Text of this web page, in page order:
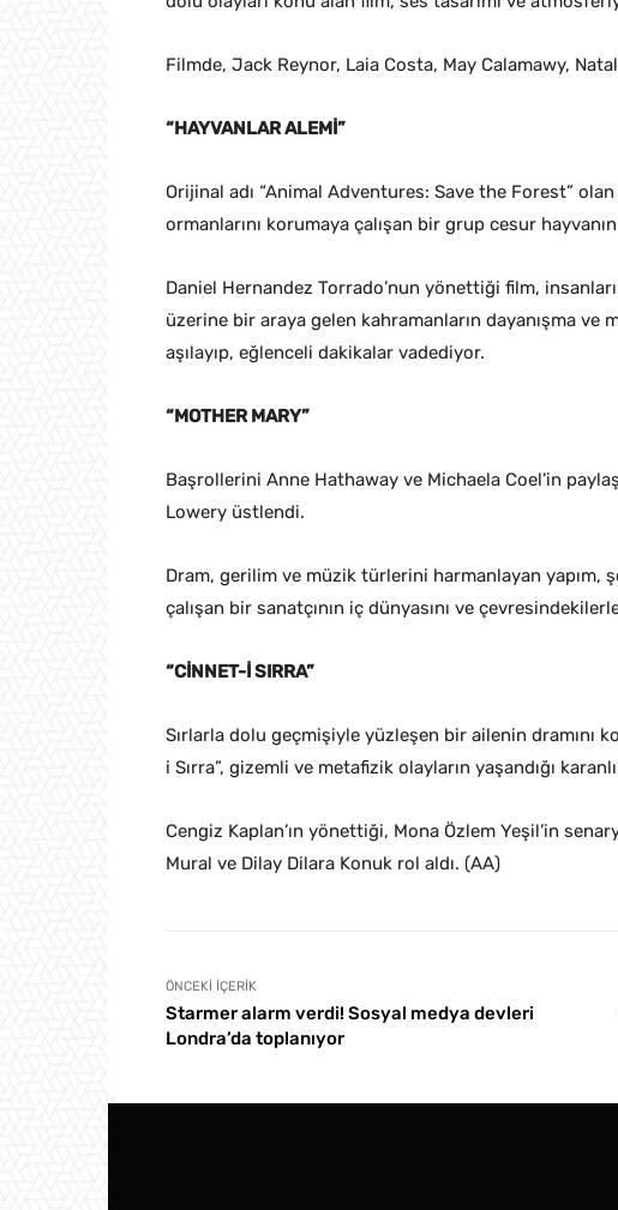
Filmde, Jack Reynor, Laia Costa, May Calamawy,
“HAYVANLAR ALEMİ”
Orijinal adı “Animal Adventures: Save the Forest”
ormanlarını korumaya çalışan bir grup cesur
Daniel Hernandez Torrado’nun yönettiği film,
üzerine bir araya gelen kahramanların dayanışma
aşılayıp, eğlenceli dakikalar vadediyor.
“MOTHER MARY”
Başrollerini Anne Hathaway ve Michaela Coel’in
Lowery üstlendi.
Dram, gerilim ve müzik türlerini harmanlayan yapım,
çalışan bir sanatçının iç dünyasını ve
“CİNNET-İ SIRRA”
Sırlarla dolu geçmişiyle yüzleşen bir ailenin dramını
i Sırra”, gizemli ve metafizik olayların yaşandığı
Cengiz Kaplan’ın yönettiği, Mona Özlem Yeşil’in
Mural ve Dilay Dilara Konuk rol aldı. (AA)
ÖNCEKI İÇERIK
Starmer alarm verdi! Sosyal medya devleri
Londra’da toplanıyor